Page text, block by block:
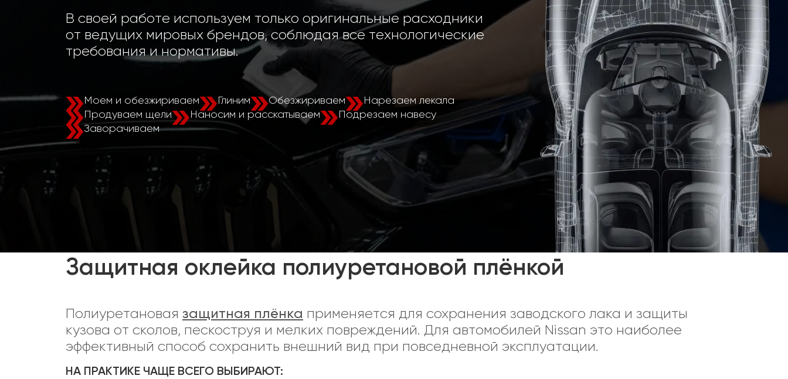
В своей работе используем только оригинальные расходники
от ведущих мировых брендов, соблюдая все технологические
требования и нормативы.
Моем и обезжириваем Глиним Обезжириваем
Нарезаем лекала
Продуваем щели
Наносим и расскатываем
Подрезаем навесу
Заворачиваем
Защитная оклейка полиуретановой плёнкой
Полиуретановая защитная плёнка применяется для сохранения заводского лака и защиты
кузова от сколов, пескоструя и мелких повреждений. Для автомобилей Nissan это наиболее
эффективный способ сохранить внешний вид при повседневной эксплуатации.
НА ПРАКТИКЕ ЧАЩЕ ВСЕГО ВЫБИРАЮТ: